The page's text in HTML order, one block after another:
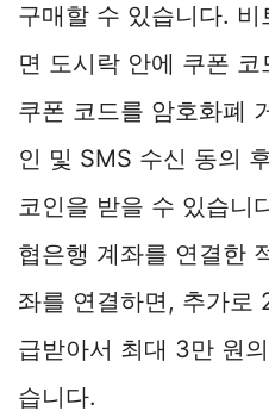
구매할 수 있습니다.
면 도시락 안에 쿠폰
쿠폰 코드를 암호화폐
인 및 SMS 수신 동의
코인을 받을 수 있습니
협은행 계좌를 연결한
좌를 연결하면, 추가로
급받아서 최대 3만 원
습니다.